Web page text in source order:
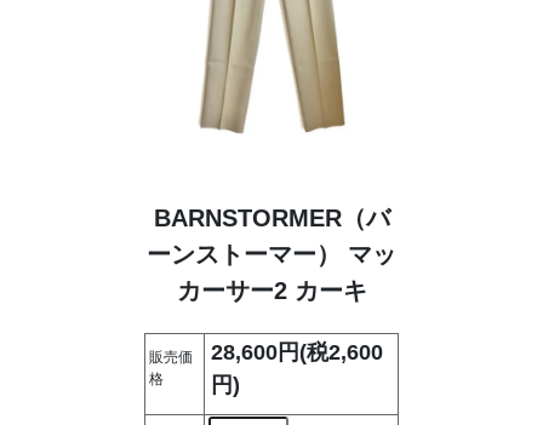
BARNSTORMER（バ
ーンストーマー） マッ
カーサー2 カーキ
販売価
格
28,600円(税2,600
円)